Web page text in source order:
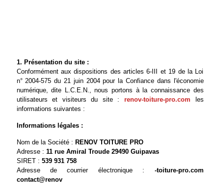
1. Présentation du site :
Conformément aux dispositions des articles 6-III et 19 de la Loi
n° 2004-575 du 21 juin 2004 pour la Confiance dans l'économie
numérique, dite L.C.E.N., nous portons à la connaissance des
utilisateurs et visiteurs du site : renov-toiture-pro.com les
informations suivantes :
Informations légales :
Nom de la Société : RENOV TOITURE PRO
Adresse : 11 rue Amiral Troude 29490 Guipavas
SIRET : 539 931 758
Adresse de courrier électronique :